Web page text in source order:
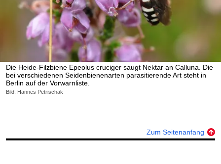
Die Heide-Filzbiene Epeolus cruciger saugt Nektar an Calluna. Die
bei verschiedenen Seidenbienenarten parasitierende Art steht in
Berlin auf der Vorwarnliste.
Bild: Hannes Petrischak
Zum Seitenanfang